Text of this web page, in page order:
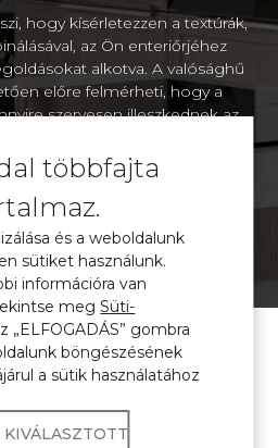
hogy kísérletezzen a textúrák,
az Ön enteriőrjéhez
alkotva. A valósághű
előre felmérheti, hogy a
szervesen illeszkednek az
kvarckő
Quartz
többfajta
és a weboldalunk
sütiket használunk.
információra van
megSüti-
„ELFOGADÁS” gombra
böngészésének
a sütik használatához
KIVÁLASZTOTT